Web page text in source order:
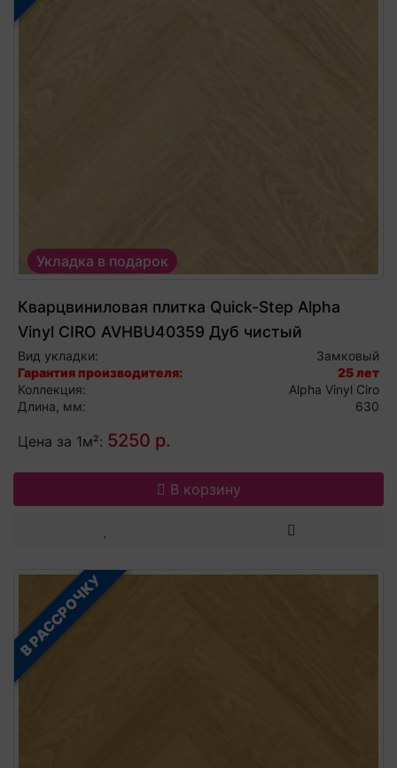
Укладка в подарок
Кварцвиниловая плитка Quick-Step Alpha
Vinyl CIRO AVHBU40359 Дуб чистый
румяный, виниловый ламинат
Вид укладки:
Замковый
Гарантия производителя:
25 лет
Коллекция:
Alpha Vinyl Ciro
Длина, мм:
630
Цена за 1м²: 5250 р.
В корзину
В РАССРОЧКУ